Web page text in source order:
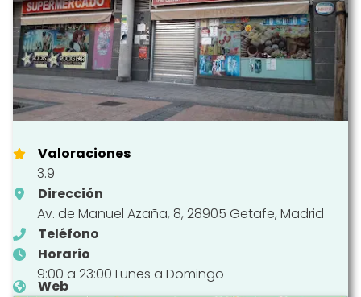
Valoraciones
3.9
Dirección
Av. de Manuel Azaña, 8, 28905 Getafe, Madrid
Teléfono
Horario
9:00 a 23:00 Lunes a Domingo
Web